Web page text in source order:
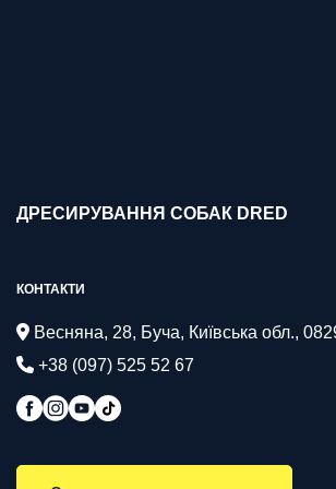
ДРЕСИРУВАННЯ СОБАК DRED
КОНТАКТИ
Весняна, 28, Буча, Київська обл.,
+38 (097) 525 52 67